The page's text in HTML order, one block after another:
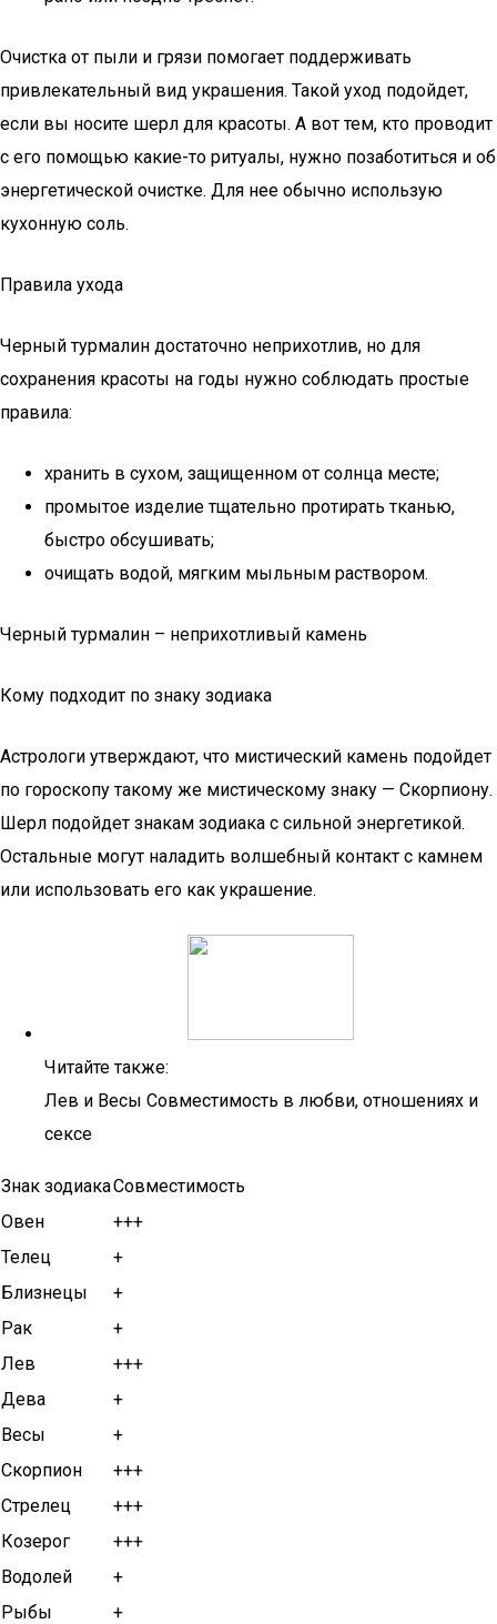
Очистка от пыли и грязи помогает поддерживать
привлекательный вид украшения. Такой уход подойдет,
если вы носите шерл для красоты. А вот тем, кто проводит
с его помощью какие-то ритуалы, нужно позаботиться и об
энергетической очистке. Для нее обычно использую
кухонную соль.
Правила ухода
Черный турмалин достаточно неприхотлив, но для
сохранения красоты на годы нужно соблюдать простые
правила:
хранить в сухом, защищенном от солнца месте;
промытое изделие тщательно протирать тканью,
быстро обсушивать;
очищать водой, мягким мыльным раствором.
Черный турмалин – неприхотливый камень
Кому подходит по знаку зодиака
Астрологи утверждают, что мистический камень подойдет
по гороскопу такому же мистическому знаку — Скорпиону.
Шерл подойдет знакам зодиака с сильной энергетикой.
Остальные могут наладить волшебный контакт с камнем
или использовать его как украшение.
Читайте также:
Лев и Весы Совместимость в любви, отношениях и
сексе
Знак зодиакаСовместимость
Овен
+++
Телец
+
Близнецы
+
Рак
+
Лев
+++
Дева
+
Весы
+
Скорпион
+++
Стрелец
+++
Козерог
+++
Водолей
+
Рыбы
+